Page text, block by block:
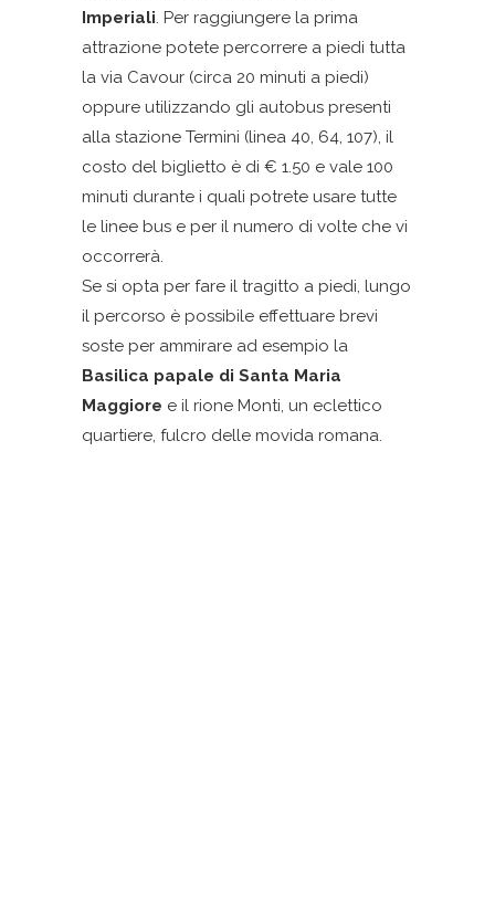
Imperiali. Per raggiungere la prima
attrazione potete percorrere a piedi tutta
la via Cavour (circa 20 minuti a piedi)
oppure utilizzando gli autobus presenti
alla stazione Termini (linea 40, 64, 107), il
costo del biglietto è di € 1.50 e vale 100
minuti durante i quali potrete usare tutte
le linee bus e per il numero di volte che vi
occorrerà.
Se si opta per fare il tragitto a piedi, lungo
il percorso è possibile effettuare brevi
soste per ammirare ad esempio la
Basilica papale di Santa Maria
Maggiore e il rione Monti, un eclettico
quartiere, fulcro delle movida romana.